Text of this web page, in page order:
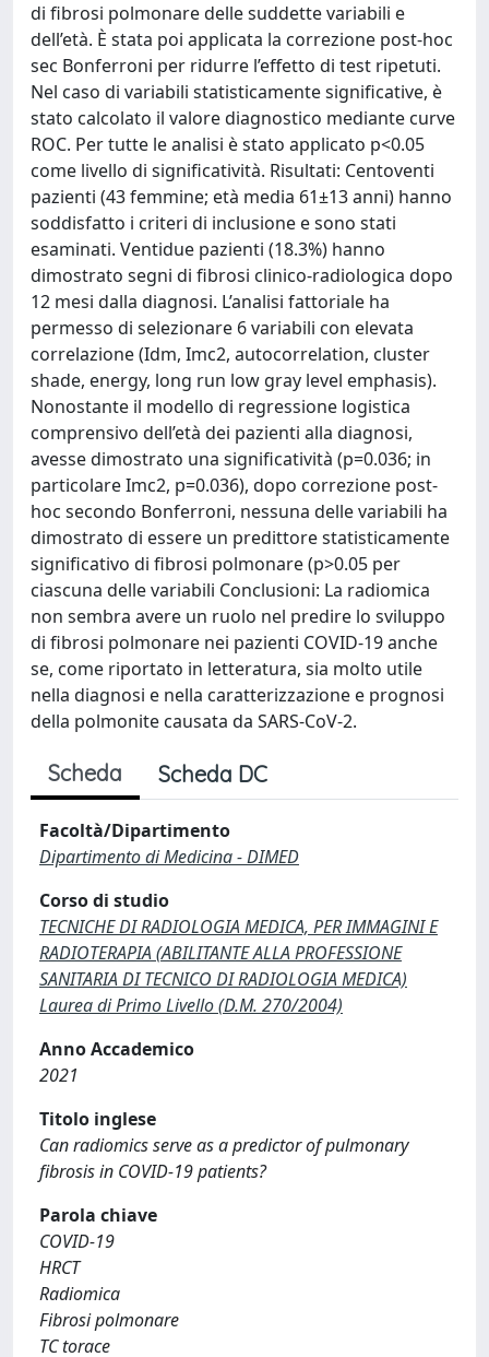
di fibrosi polmonare delle suddette variabili e
dell’età. È stata poi applicata la correzione post-hoc
sec Bonferroni per ridurre l’effetto di test ripetuti.
Nel caso di variabili statisticamente significative, è
stato calcolato il valore diagnostico mediante curve
ROC. Per tutte le analisi è stato applicato p<0.05
come livello di significatività. Risultati: Centoventi
pazienti (43 femmine; età media 61±13 anni) hanno
soddisfatto i criteri di inclusione e sono stati
esaminati. Ventidue pazienti (18.3%) hanno
dimostrato segni di fibrosi clinico-radiologica dopo
12 mesi dalla diagnosi. L’analisi fattoriale ha
permesso di selezionare 6 variabili con elevata
correlazione (Idm, Imc2, autocorrelation, cluster
shade, energy, long run low gray level emphasis).
Nonostante il modello di regressione logistica
comprensivo dell’età dei pazienti alla diagnosi,
avesse dimostrato una significatività (p=0.036; in
particolare Imc2, p=0.036), dopo correzione post-
hoc secondo Bonferroni, nessuna delle variabili ha
dimostrato di essere un predittore statisticamente
significativo di fibrosi polmonare (p>0.05 per
ciascuna delle variabili Conclusioni: La radiomica
non sembra avere un ruolo nel predire lo sviluppo
di fibrosi polmonare nei pazienti COVID-19 anche
se, come riportato in letteratura, sia molto utile
nella diagnosi e nella caratterizzazione e prognosi
della polmonite causata da SARS-CoV-2.
Scheda Scheda DC
Facoltà/Dipartimento
Dipartimento di Medicina - DIMED
Corso di studio
TECNICHE DI RADIOLOGIA MEDICA, PER IMMAGINI E
RADIOTERAPIA (ABILITANTE ALLA PROFESSIONE
SANITARIA DI TECNICO DI RADIOLOGIA MEDICA)
Laurea di Primo Livello (D.M. 270/2004)
Anno Accademico
2021
Titolo inglese
Can radiomics serve as a predictor of pulmonary
fibrosis in COVID-19 patients?
Parola chiave
COVID-19
HRCT
Radiomica
Fibrosi polmonare
TC torace